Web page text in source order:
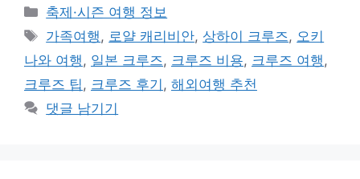
카
테
리
축제·시즌 여행 정보
태
그
가족여행, 로얄 캐리비안, 상하이 크루즈, 오키
나와 여행, 일본 크루즈, 크루즈 비용, 크루즈 여행,
크루즈 팁, 크루즈 후기 , 해외여행 추천
댓글 남기기